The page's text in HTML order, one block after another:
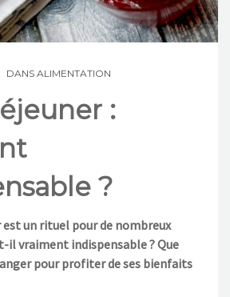
DANS ALIMENTATION
:
?
un rituel pour de nombreux
il vraiment indispensable ? Que
pour profiter de ses bienfaits